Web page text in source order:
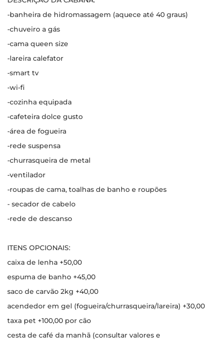
-banheira de hidromassagem (aquece até 40 graus)
-chuveiro a gás
-cama queen size
-lareira calefator
-smart tv
-wi-fi
-cozinha equipada
-cafeteira dolce gusto
-área de fogueira
-rede suspensa
-churrasqueira de metal
-ventilador
-roupas de cama, toalhas de banho e roupões
- secador de cabelo
-rede de descanso
ITENS OPCIONAIS:
caixa de lenha +50,00
espuma de banho +45,00
saco de carvão 2kg +40,00
acendedor em gel (fogueira/churrasqueira/lareira) +30,00
taxa pet +100,00 por cão
cesta de café da manhã (consultar valores e